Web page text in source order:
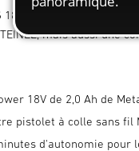
18V 2,0 Ah offre non
mais aussi une
18V de 2,0 Ah de
pistolet à colle sans fil
d'autonomie pour